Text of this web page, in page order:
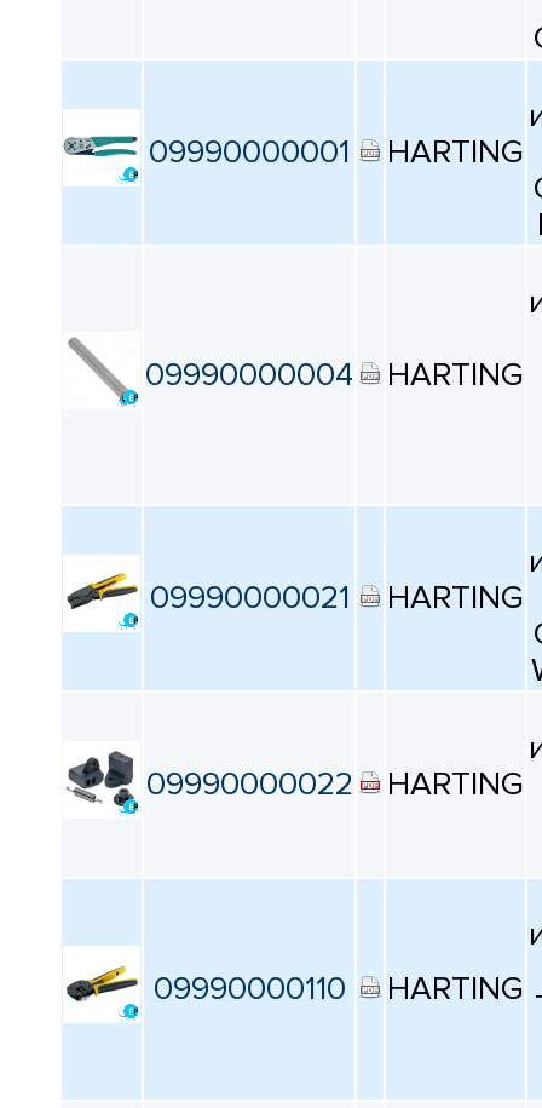
09990000001 HARTING
09990000004 HARTING
09990000021 HARTING
09990000022 HARTING
09990000110 HARTING